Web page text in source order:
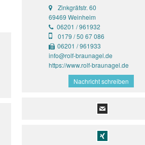
Zinkgräfstr. 60
69469 Weinheim
06201 / 961932
0179 / 50 67 086
06201 / 961933
info@rolf-braunagel.de
https://www.rolf-braunagel.de
Nachricht schreiben